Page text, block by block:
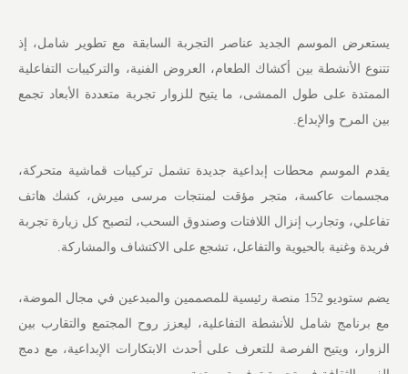
يستعرض الموسم الجديد عناصر التجربة السابقة مع تطوير شامل، إذ
تتنوع الأنشطة بين أكشاك الطعام، العروض الفنية، والتركيبات التفاعلية
الممتدة على طول الممشى، ما يتيح للزوار تجربة متعددة الأبعاد تجمع
بين المرح والإبداع.
يقدم الموسم محطات إبداعية جديدة تشمل تركيبات قماشية متحركة،
مجسمات عاكسة، متجر مؤقت لمنتجات مرسى ميرش، كشك هاتف
تفاعلي، وتجارب إنزال اللافتات وصندوق السحب، لتصبح كل زيارة تجربة
فريدة وغنية بالحيوية والتفاعل، تشجع على الاكتشاف والمشاركة.
يضم ستوديو 152 منصة رئيسية للمصممين والمبدعين في مجال الموضة،
مع برنامج شامل للأنشطة التفاعلية، ليعزز روح المجتمع والتقارب بين
الزوار، ويتيح الفرصة للتعرف على أحدث الابتكارات الإبداعية، مع دمج